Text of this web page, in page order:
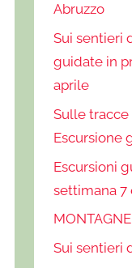
Abruzzo
Sui sentieri
guidate in
aprile
Sulle
Escursione
Escursioni
settimana 7
Sui sentieri